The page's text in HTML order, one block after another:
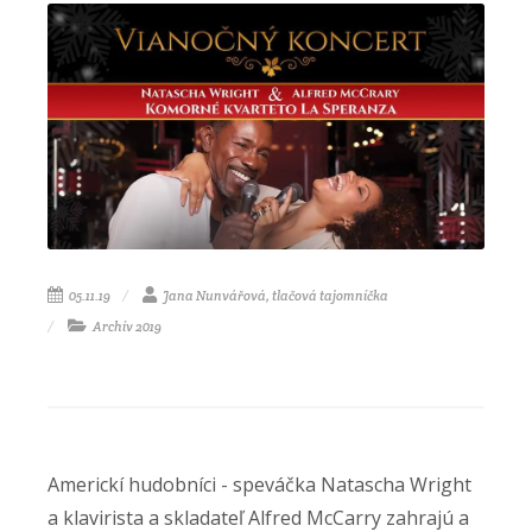
05.11.19
Jana Nunvářová, tlačová tajomníčka
Archív 2019
Americkí hudobníci - speváčka Natascha Wright
a klavirista a skladateľ Alfred McCarry zahrajú a